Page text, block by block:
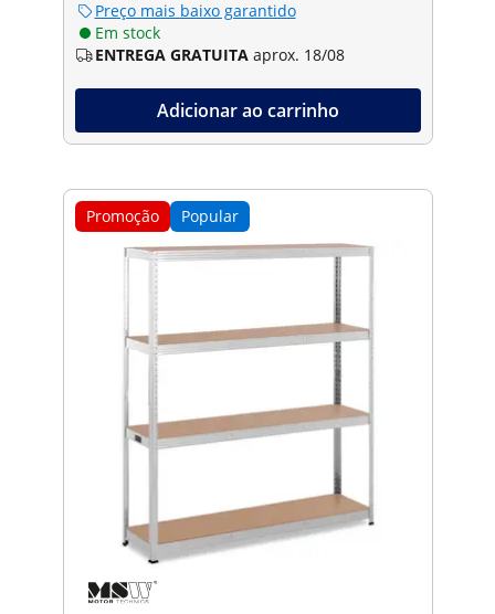
Preço mais baixo garantido
Em stock
ENTREGA GRATUITA aprox. 18/08
Adicionar ao carrinho
Promoção Popular